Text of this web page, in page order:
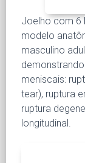
Joelho com 6
modelo
masculino
meniscais:
tear), ruptura
ruptura
longitudinal.